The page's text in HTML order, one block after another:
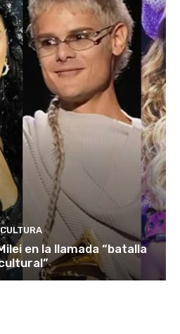
CULTURA
en la llamada “batalla